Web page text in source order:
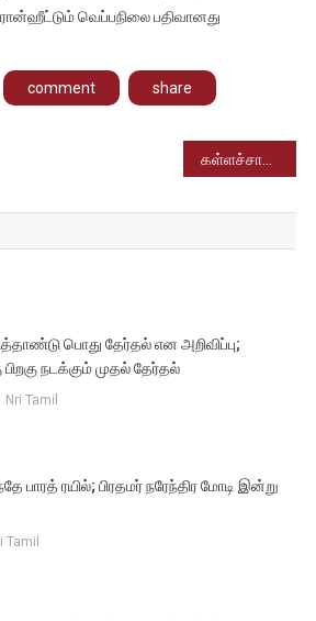
வெப்பநிலை பதிவானது
comment share
கள்ளச்சாராய மரணங்கள் குறித்து தமிழக அரசிடம் விளக்கம் கேட்டு தேசிய மனித உரிமைகள் ஆணையம் நோட்டீஸ்
பொது தேர்தல் என அறிவிப்பு;
நடக்கும் முதல் தேர்தல்
Nri Tamil
பாரத் ரயில்; பிரதமர் நரேந்திர மோடி இன்று
Tamil